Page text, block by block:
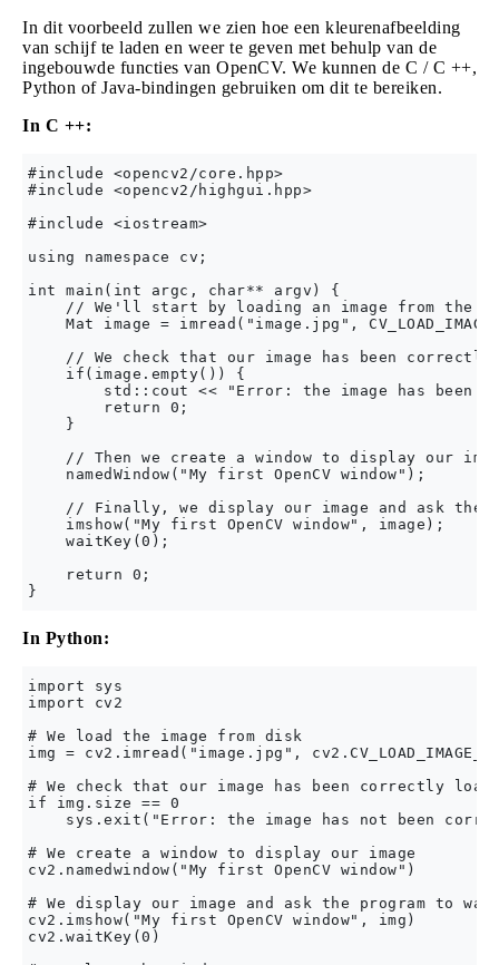
In dit voorbeeld zullen we zien hoe een kleurenafbeelding
van schijf te laden en weer te geven met behulp van de
ingebouwde functies van OpenCV. We kunnen de C / C ++,
Python of Java-bindingen gebruiken om dit te bereiken.
In C ++:
#include <opencv2/core.hpp>
#include <opencv2/highgui.hpp>
#include <iostream>
using namespace cv;
int main(int argc, char** argv) {
// We'll start by loading an image from the
Mat image = imread("image.jpg",
// We check that our image has been correctly
    if(image.empty()) {
std::cout << "Error: the image has been
        return 0;
    }
// Then we create a window to display our
    namedWindow("My first OpenCV window");
// Finally, we display our image and ask the
    imshow("My first OpenCV window", image);
    waitKey(0);
    return 0;
In Python:
import sys
import cv2
# We load the image from disk
img = cv2.imread("image.jpg",
# We check that our image has been correctly
if img.size == 0
sys.exit("Error: the image has not been
# We create a window to display our image
cv2.namedwindow("My first OpenCV window")
# We display our image and ask the program to
cv2.imshow("My first OpenCV window", img)
cv2.waitKey(0)